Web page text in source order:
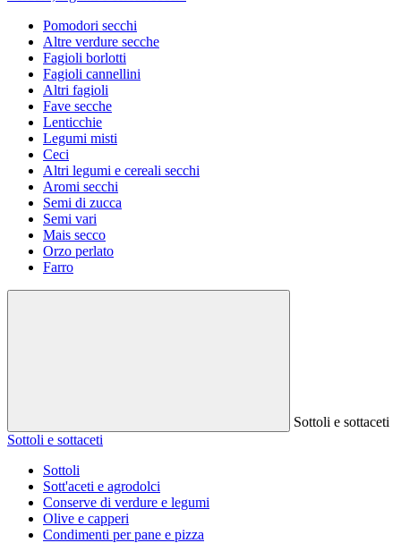
Pomodori secchi
Altre verdure secche
Fagioli borlotti
Fagioli cannellini
Altri fagioli
Fave secche
Lenticchie
Legumi misti
Ceci
Altri legumi e cereali secchi
Aromi secchi
Semi di zucca
Semi vari
Mais secco
Orzo perlato
Farro
Sottoli e sottaceti
Sottoli e sottaceti
Sottoli
Sott'aceti e agrodolci
Conserve di verdure e legumi
Olive e capperi
Condimenti per pane e pizza